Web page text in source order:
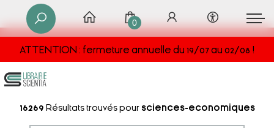
ATTENTION : fermeture annuelle du 19/07 au 02/08 !
0
16269 Résultats trouvés pour sciences-economiques